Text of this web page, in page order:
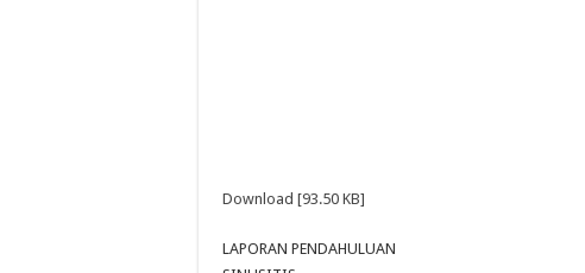
Download [93.50 KB]
LAPORAN PENDAHULUAN